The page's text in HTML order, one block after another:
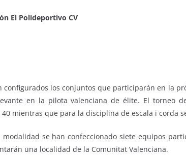
El Polideportivo CV
configurados los conjuntos que participarán en la
en la pilota valenciana de élite. El torneo
mientras que para la disciplina de escala i corda
modalidad se han confeccionado siete equipos
una localidad de la Comunitat Valenciana.